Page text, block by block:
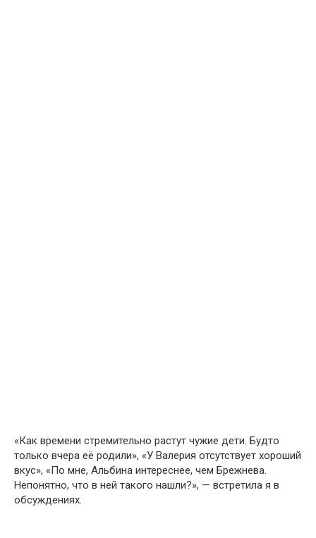
«Как времени стремительно растут чужие дети. Будто
только вчера её родили», «У Валерия отсутствует хороший
вкус», «По мне, Альбина интереснее, чем Брежнева.
Непонятно, что в ней такого нашли?», — встретила я в
обсуждениях.